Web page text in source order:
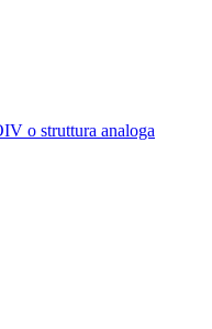
o struttura analoga